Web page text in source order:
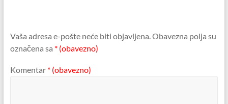
Vaša adresa e-pošte neće biti objavljena.Obavezna polja su
označena sa * (obavezno)
Komentar * (obavezno)